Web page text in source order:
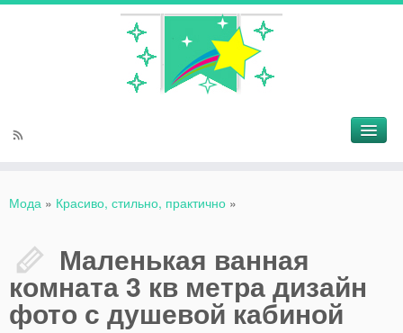
Мода » Красиво, стильно, практично »
Маленькая ванная
комната 3 кв метра дизайн
фото с душевой кабиной